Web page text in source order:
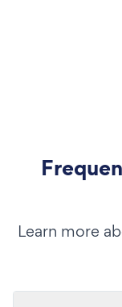
Learn more